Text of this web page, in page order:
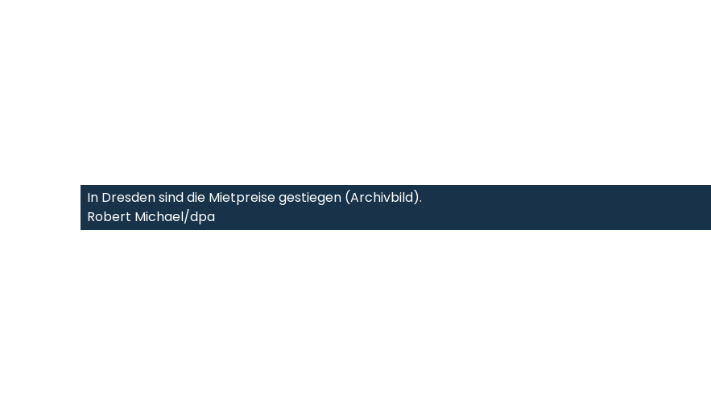
In Dresden sind die Mietpreise gestiegen (Archivbild).
Robert Michael/dpa